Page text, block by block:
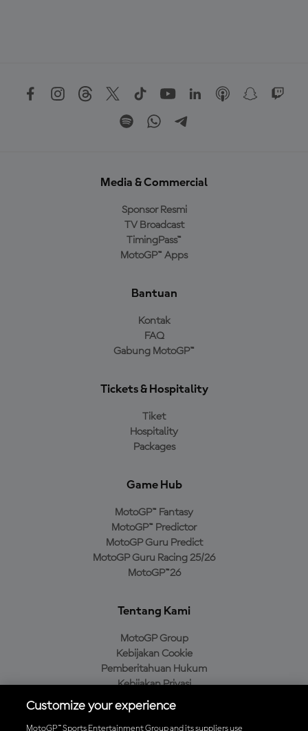
Media & Commercial
Sponsor Resmi
TV Broadcast
TimingPass™
MotoGP™ Apps
Bantuan
Kontak
FAQ
Gabung MotoGP™
Tickets & Hospitality
Tiket
Hospitality
Packages
Game Hub
MotoGP™ Fantasy
MotoGP™ Predictor
MotoGP Guru Predict
MotoGP Guru Racing 25/26
MotoGP™26
Tentang Kami
MotoGP Group
Kebijakan Cookie
Pemberitahuan Hukum
Kebijakan Privasi
Kebijakan Pembelian
Customize your experience
MotoGP™ Sports Entertainment Group and its suppliers use